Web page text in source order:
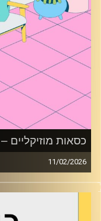
כסאות מוזיקליים –
11/02/2026
כסאות מוזיקליים עם